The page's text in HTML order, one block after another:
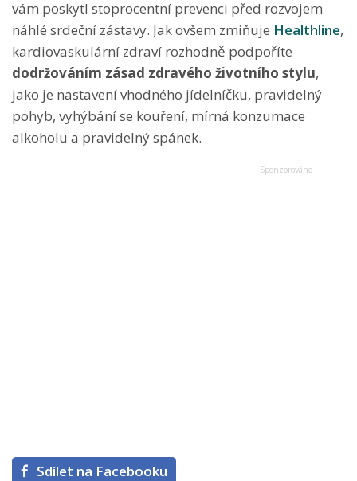
vám poskytl stoprocentní prevenci před rozvojem
náhlé srdeční zástavy. Jak ovšem zmiňuje Healthline,
kardiovaskulární zdraví rozhodně podpoříte
dodržováním zásad zdravého životního stylu,
jako je nastavení vhodného jídelníčku, pravidelný
pohyb, vyhýbání se kouření, mírná konzumace
alkoholu a pravidelný spánek.
Sdílet na Facebooku